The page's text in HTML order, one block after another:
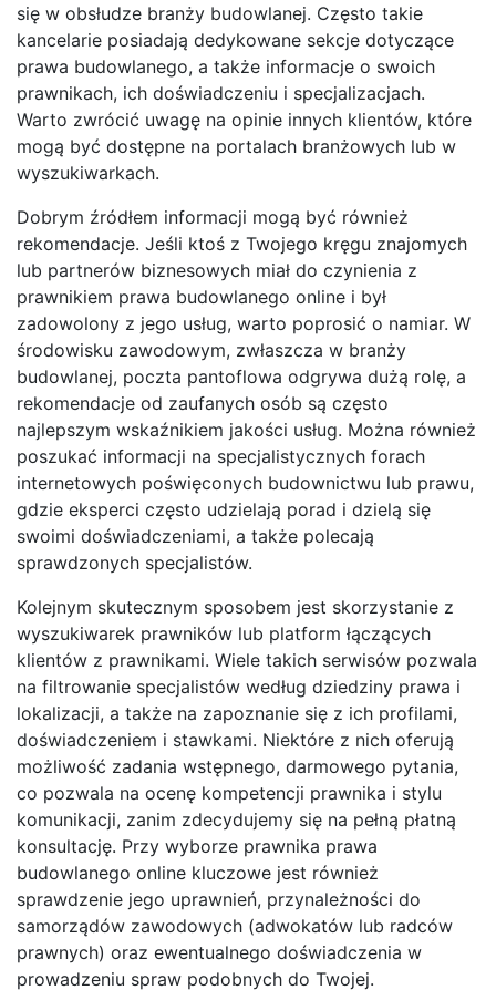
się w obsłudze branży budowlanej. Często takie
kancelarie posiadają dedykowane sekcje dotyczące
prawa budowlanego, a także informacje o swoich
prawnikach, ich doświadczeniu i specjalizacjach.
Warto zwrócić uwagę na opinie innych klientów, które
mogą być dostępne na portalach branżowych lub w
wyszukiwarkach.
Dobrym źródłem informacji mogą być również
rekomendacje. Jeśli ktoś z Twojego kręgu znajomych
lub partnerów biznesowych miał do czynienia z
prawnikiem prawa budowlanego online i był
zadowolony z jego usług, warto poprosić o namiar. W
środowisku zawodowym, zwłaszcza w branży
budowlanej, poczta pantoflowa odgrywa dużą rolę, a
rekomendacje od zaufanych osób są często
najlepszym wskaźnikiem jakości usług. Można również
poszukać informacji na specjalistycznych forach
internetowych poświęconych budownictwu lub prawu,
gdzie eksperci często udzielają porad i dzielą się
swoimi doświadczeniami, a także polecają
sprawdzonych specjalistów.
Kolejnym skutecznym sposobem jest skorzystanie z
wyszukiwarek prawników lub platform łączących
klientów z prawnikami. Wiele takich serwisów pozwala
na filtrowanie specjalistów według dziedziny prawa i
lokalizacji, a także na zapoznanie się z ich profilami,
doświadczeniem i stawkami. Niektóre z nich oferują
możliwość zadania wstępnego, darmowego pytania,
co pozwala na ocenę kompetencji prawnika i stylu
komunikacji, zanim zdecydujemy się na pełną płatną
konsultację. Przy wyborze prawnika prawa
budowlanego online kluczowe jest również
sprawdzenie jego uprawnień, przynależności do
samorządów zawodowych (adwokatów lub radców
prawnych) oraz ewentualnego doświadczenia w
prowadzeniu spraw podobnych do Twojej.